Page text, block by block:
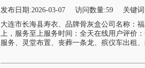
发布日期:2026-03-07 访问数量:59
关键
大连市长海县寿衣、品牌骨灰盒公司名称：
上，服务至上服务时间：全天在线用户评价
服务、灵堂布置、丧葬一条龙、殡仪车出租